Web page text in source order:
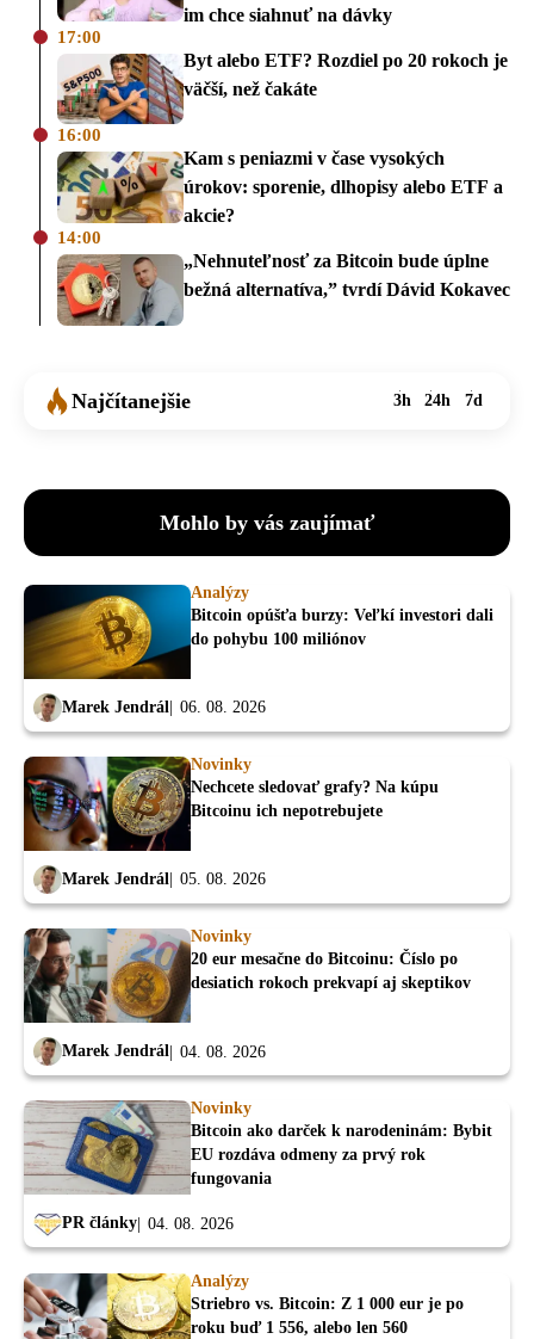
im chce siahnuť na dávky
17:00
Byt alebo ETF? Rozdiel po 20 rokoch je
väčší, než čakáte
16:00
Kam s peniazmi v čase vysokých
úrokov: sporenie, dlhopisy alebo ETF a
akcie?
14:00
„Nehnuteľnosť za Bitcoin bude úplne
bežná alternatíva,” tvrdí Dávid Kokavec
Najčítanejšie 3h 24h 7d
Mohlo by vás zaujímať
Analýzy
Bitcoin opúšťa burzy: Veľkí investori dali
do pohybu 100 miliónov
Marek Jendrál 06. 08. 2026
Novinky
Nechcete sledovať grafy? Na kúpu
Bitcoinu ich nepotrebujete
Marek Jendrál 05. 08. 2026
Novinky
20 eur mesačne do Bitcoinu: Číslo po
desiatich rokoch prekvapí aj skeptikov
Marek Jendrál 04. 08. 2026
Novinky
Bitcoin ako darček k narodeninám: Bybit
EU rozdáva odmeny za prvý rok
fungovania
PR články 04. 08. 2026
Analýzy
Striebro vs. Bitcoin: Z 1 000 eur je po
roku buď 1 556, alebo len 560